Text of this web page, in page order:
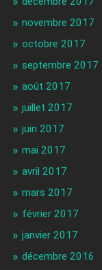
novembre 2017
octobre 2017
septembre 2017
août 2017
juillet 2017
juin 2017
mai 2017
avril 2017
mars 2017
février 2017
janvier 2017
décembre 2016